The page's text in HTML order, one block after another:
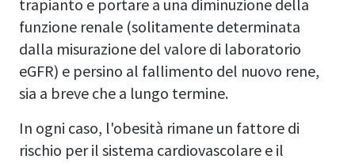
trapianto e portare a una diminuzione della
funzione renale (solitamente determinata
dalla misurazione del valore di laboratorio
eGFR) e persino al fallimento del nuovo rene,
sia a breve che a lungo termine.
In ogni caso, l'obesità rimane un fattore di
rischio per il sistema cardiovascolare e il